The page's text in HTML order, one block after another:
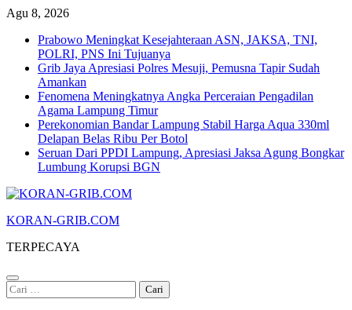
Skip
content
Agu 8, 2026
Prabowo Meningkat Kesejahteraan ASN, JAKSA, TNI,
POLRI, PNS Ini Tujuanya
Grib Jaya Apresiasi Polres Mesuji, Pemusna Tapir Sudah
Amankan
Fenomena Meningkatnya Angka Perceraian Pengadilan
Agama Lampung Timur
Perekonomian Bandar Lampung Stabil Harga Aqua 330ml
Delapan Belas Ribu Per Botol
Seruan Dari PPDI Lampung, Apresiasi Jaksa Agung Bongkar
Lumbung Korupsi BGN
KORAN-GRIB.COM
TERPECAYA
Cari
untuk: